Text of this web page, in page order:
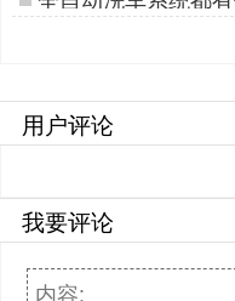
鑫晟]…
用户评论
我要评论